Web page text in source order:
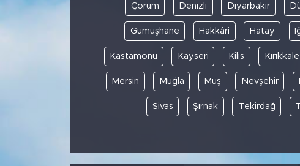
Çorum Denizli Diyarbakır
Gümüşhane Hakkâri Hatay
Kastamonu Kayseri Kilis Kırıkkale
Mersin Muğla Muş Nevşehir
Sivas Şırnak Tekirdağ